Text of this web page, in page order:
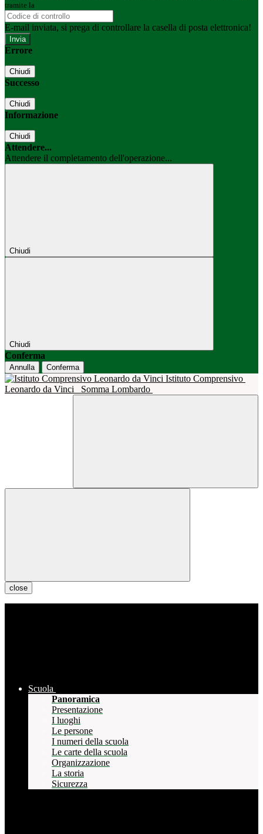
tramite la
E-mail inviata, si prega di controllare la casella di posta elettronica!
Errore
Chiudi
Successo
Chiudi
Informazione
Chiudi
Attendere...
Attendere il completamento dell'operazione...
Chiudi
Chiudi
Conferma
Annulla Conferma
Istituto Comprensivo
Leonardo da Vinci
Somma Lombardo
close
Scuola
Panoramica
Presentazione
I luoghi
Le persone
I numeri della scuola
Le carte della scuola
Organizzazione
La storia
Sicurezza